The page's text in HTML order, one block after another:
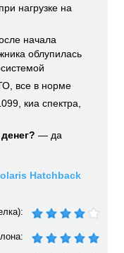
нагрузке на
начала
облупилась
все в норме
киа спектра,
— да
Hatchback